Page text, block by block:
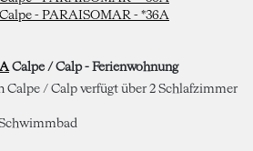
Calpe / Calp - Ferienwohnung
Calpe / Calp verfügt über 2 Schlafzimmer